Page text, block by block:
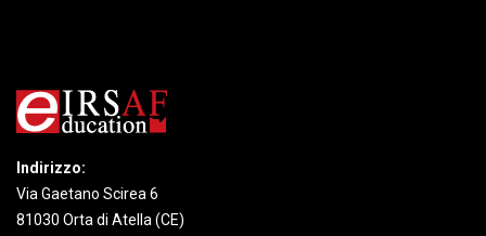
Indirizzo:
Via Gaetano Scirea 6
81030 Orta di Atella (CE)